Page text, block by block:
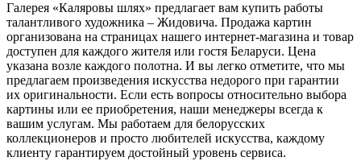
Галерея «Каляровы шлях» предлагает вам купить работы
талантливого художника – Жидовича. Продажа картин
организована на страницах нашего интернет-магазина и товар
доступен для каждого жителя или гостя Беларуси. Цена
указана возле каждого полотна. И вы легко отметите, что мы
предлагаем произведения искусства недорого при гарантии
их оригинальности. Если есть вопросы относительно выбора
картины или ее приобретения, наши менеджеры всегда к
вашим услугам. Мы работаем для белорусских
коллекционеров и просто любителей искусства, каждому
клиенту гарантируем достойный уровень сервиса.